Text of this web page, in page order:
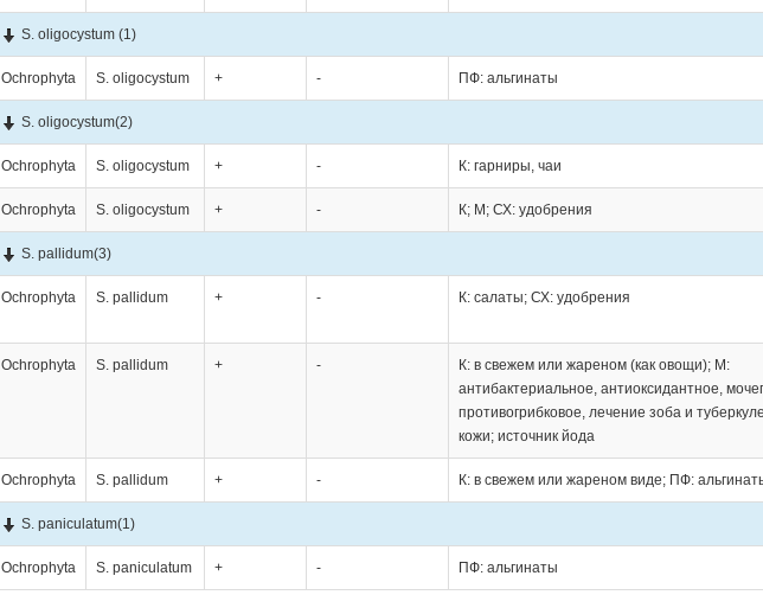
S. oligocystum (1)
Ochrophyta S. oligocystum + - ПФ: альгинаты
S. oligocystum(2)
Ochrophyta S. oligocystum + - К: гарниры, чаи
Ochrophyta S. oligocystum + - К; М; СХ: удобрения
S. pallidum(3)
Ochrophyta S. pallidum + - К: салаты; СХ: удобрения
Ochrophyta S. pallidum + -
К: в свежем или жареном (как овощи); М:
антибактериальное, антиоксидантное,
противогрибковое, лечение зоба и
кожи; источник йода
Ochrophyta S. pallidum + - К: в свежем или жареном виде; ПФ:
S. paniculatum(1)
Ochrophyta S. paniculatum + - ПФ: альгинаты